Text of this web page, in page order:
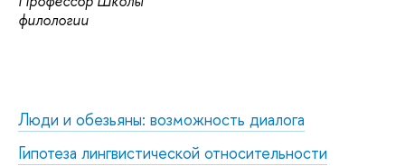
филологии
Люди и обезьяны: возможность диалога
Гипотеза лингвистической относительности